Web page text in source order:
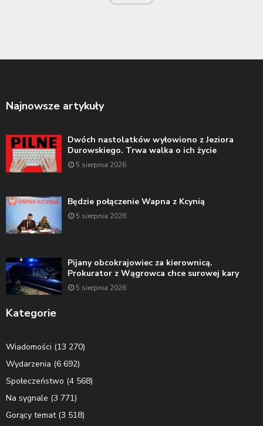
Najnowsze artykuły
Dwóch nastolatków wyłowiono z Jeziora
Durowskiego. Trwa walka o ich życie
5 sierpnia 2026
Będzie połączenie Wapna z Kcynią
5 sierpnia 2026
Pijany obcokrajowiec za kierownicą.
Prokurator z Wągrowca chce surowej kary
5 sierpnia 2026
Kategorie
Wiadomości (13 270)
Wydarzenia (6 692)
Społeczeństwo (4 568)
Na sygnale (3 771)
Gorący temat(3 518)